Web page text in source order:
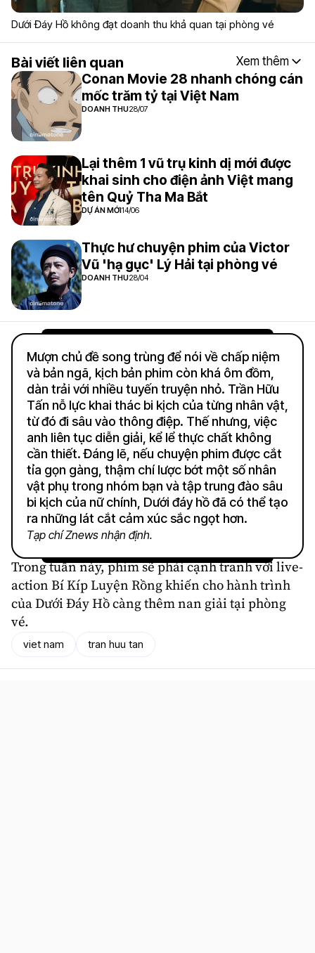
Dưới Đáy Hồ không đạt doanh thu khả quan tại phòng vé
Bài viết liên quan Xem thêm
Conan Movie 28 nhanh chóng cán
mốc trăm tỷ tại Việt Nam
DOANH THU28/07
Lại thêm 1 vũ trụ kinh dị mới được
khai sinh cho điện ảnh Việt mang
tên Quỷ Tha Ma Bắt
DỰ ÁN MỚI14/06
Thực hư chuyện phim của Victor
Vũ 'hạ gục' Lý Hải tại phòng vé
DOANH THU28/04
Mượn chủ đề song trùng để nói về chấp niệm
và bản ngã, kịch bản phim còn khá ôm đồm,
dàn trải với nhiều tuyến truyện nhỏ. Trần Hữu
Tấn nỗ lực khai thác bi kịch của từng nhân vật,
từ đó đi sâu vào thông điệp. Thế nhưng, việc
anh liên tục diễn giải, kể lể thực chất không
cần thiết. Đáng lẽ, nếu chuyện phim được cắt
tỉa gọn gàng, thậm chí lược bớt một số nhân
vật phụ trong nhóm bạn và tập trung đào sâu
bi kịch của nữ chính, Dưới đáy hồ đã có thể tạo
ra những lát cắt cảm xúc sắc ngọt hơn.
Tạp chí Znews nhận định.
Trong tuần này, phim sẽ phải cạnh tranh với live-
action Bí Kíp Luyện Rồng khiến cho hành trình
của Dưới Đáy Hồ càng thêm nan giải tại phòng
vé.
viet nam tran huu tan